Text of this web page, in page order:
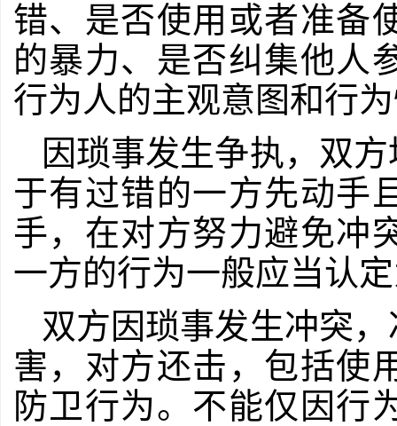
错、是否使用或者准备
的暴力、是否纠集他人
行为人的主观意图和行
因琐事发生争执，双
于有过错的一方先动手
手，在对方努力避免冲
一方的行为一般应当认
双方因琐事发生冲突
害，对方还击，包括使
防卫行为。不能仅因行